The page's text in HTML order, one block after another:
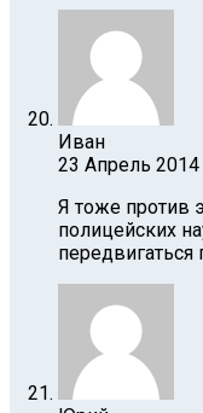
Иван
23 Апрель 2014
Я тоже против
полицейских
передвигаться